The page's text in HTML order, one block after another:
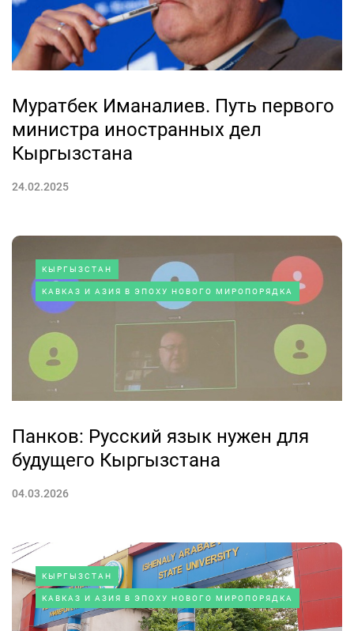
Муратбек Иманалиев. Путь первого
министра иностранных дел
Кыргызстана
24.02.2025
КЫРГЫЗСТАН
КАВКАЗ И АЗИЯ В ЭПОХУ НОВОГО МИРОПОРЯДКА
Панков: Русский язык нужен для
будущего Кыргызстана
04.03.2026
КЫРГЫЗСТАН
КАВКАЗ И АЗИЯ В ЭПОХУ НОВОГО МИРОПОРЯДКА